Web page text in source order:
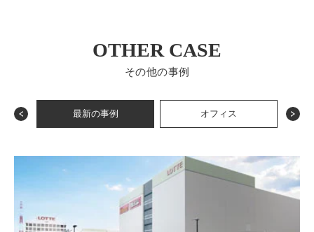
OTHER CASE
その他の事例
最新の事例 オフィス